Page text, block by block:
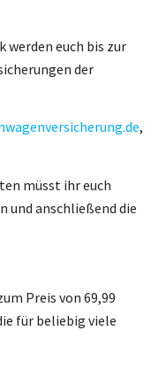
werden euch bis zur
der
,
müsst ihr euch
und anschließend die
Preis von 69,99
für beliebig viele